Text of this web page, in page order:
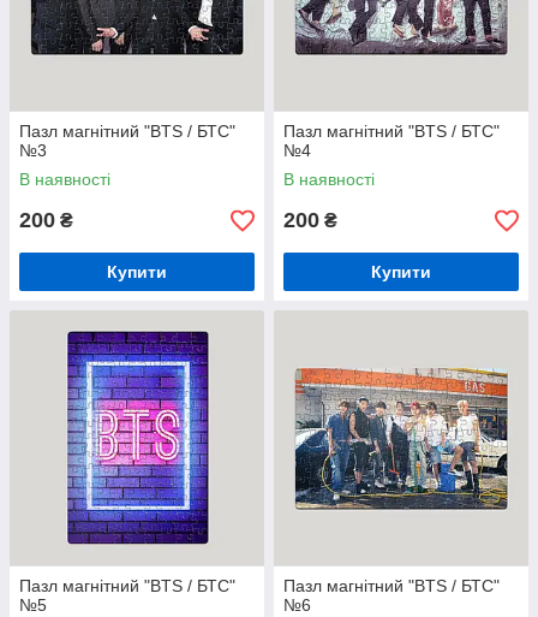
Пазл магнітний "BTS / БТС"
№3
В наявності
200 ₴
Купити
Пазл магнітний "BTS / БТС"
№4
В наявності
200 ₴
Купити
Пазл магнітний "BTS / БТС"
№5
Пазл магнітний "BTS / БТС"
№6